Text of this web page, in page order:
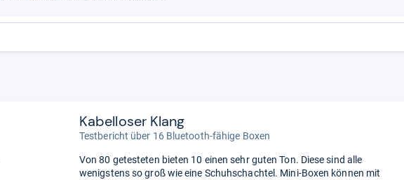
Kabelloser Klang
Testbericht über 16 Bluetooth-fähige Boxen
Von 80 getesteten bieten 10 einen sehr guten Ton. Diese sind alle
wenigstens so groß wie eine Schuhschachtel. Mini-Boxen können mit